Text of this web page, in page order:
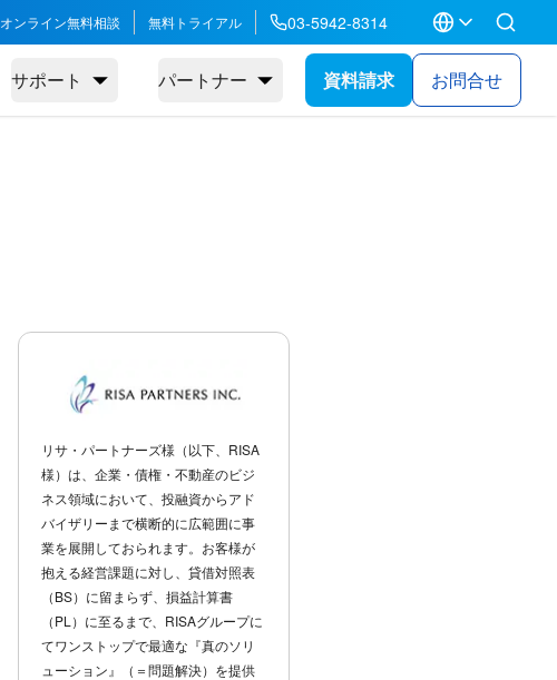
オンライン無料相談 無料トライアル 03-5942-8314
サポート パートナー 資料請求 お問合せ
リサ・パートナーズ様（以下、RISA
様）は、企業・債権・不動産のビジ
ネス領域において、投融資からアド
バイザリーまで横断的に広範囲に事
業を展開しておられます。お客様が
抱える経営課題に対し、貸借対照表
（BS）に留まらず、損益計算書
（PL）に至るまで、RISAグループに
てワンストップで最適な『真のソリ
ューション』（＝問題解決）を提供